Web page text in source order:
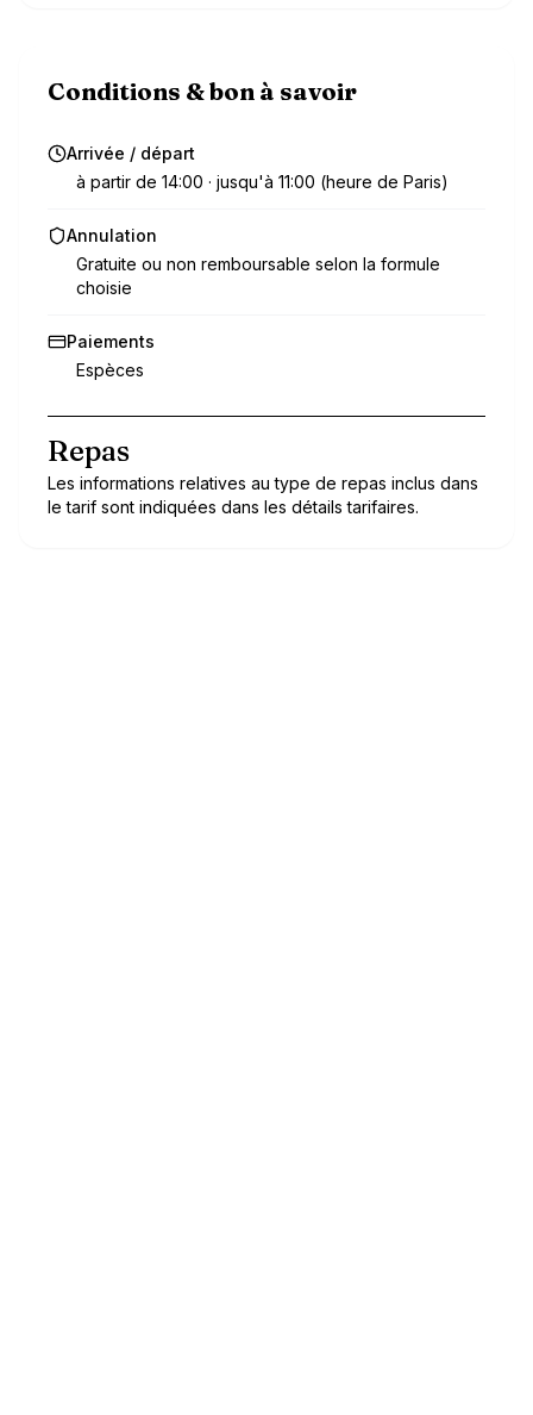
Conditions & bon à savoir
Arrivée / départ
à partir de 14:00 · jusqu'à 11:00 (heure de Paris)
Annulation
Gratuite ou non remboursable selon la formule
choisie
Paiements
Espèces
Repas
Les informations relatives au type de repas inclus dans
le tarif sont indiquées dans les détails tarifaires.